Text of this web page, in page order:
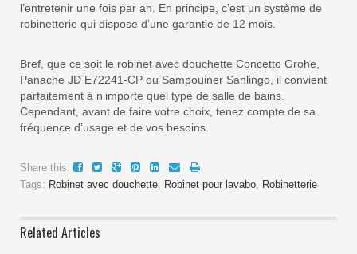
l’entretenir une fois par an. En principe, c’est un système de
robinetterie qui dispose d’une garantie de 12 mois.
Bref, que ce soit le robinet avec douchette Concetto Grohe,
Panache JD E72241-CP ou Sampouiner Sanlingo, il convient
parfaitement à n’importe quel type de salle de bains.
Cependant, avant de faire votre choix, tenez compte de sa
fréquence d’usage et de vos besoins.
Share this:
Tags: Robinet avec douchette, Robinet pour lavabo, Robinetterie
Related Articles